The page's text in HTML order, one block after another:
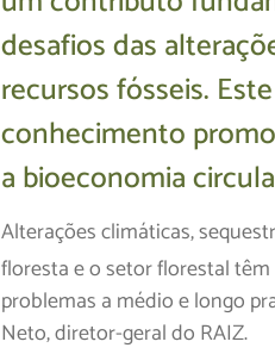
desafios das
recursos fósseis.
conhecimento
a bioeconomia
Alterações climáticas,
floresta e o setor florestal
problemas a médio e longo
Neto, diretor-geral do RAIZ.